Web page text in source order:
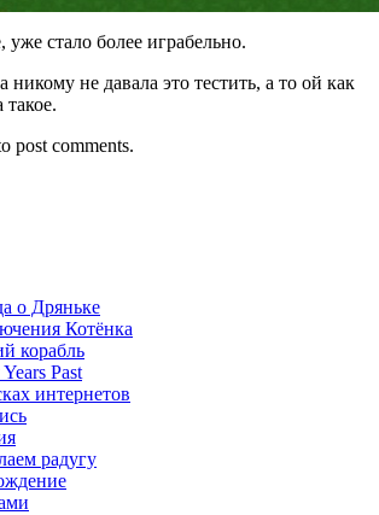
стало более играбельно.
не давала это тестить, а то ой как
post comments.
о Дряньке
Котёнка
корабль
Past
интернетов
радугу